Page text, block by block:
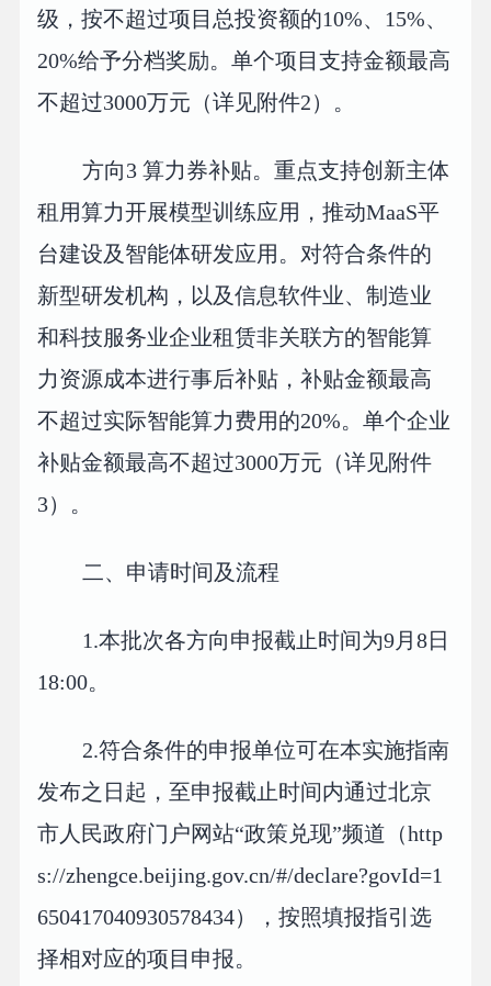
级，按不超过项目总投资额的10%、15%、
20%给予分档奖励。单个项目支持金额最高
不超过3000万元（详见附件2）。
方向3 算力券补贴。重点支持创新主体
租用算力开展模型训练应用，推动MaaS平
台建设及智能体研发应用。对符合条件的
新型研发机构，以及信息软件业、制造业
和科技服务业企业租赁非关联方的智能算
力资源成本进行事后补贴，补贴金额最高
不超过实际智能算力费用的20%。单个企业
补贴金额最高不超过3000万元（详见附件
3）。
二、申请时间及流程
1.本批次各方向申报截止时间为9月8日
18:00。
2.符合条件的申报单位可在本实施指南
发布之日起，至申报截止时间内通过北京
市人民政府门户网站“政策兑现”频道（http
s://zhengce.beijing.gov.cn/#/declare?govId=1
650417040930578434），按照填报指引选
择相对应的项目申报。